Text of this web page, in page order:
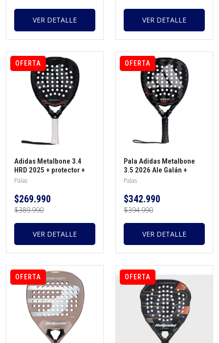
VER DETALLE VER DETALLE
OFERTA
Adidas Metalbone 3.4
HRD 2025 + protector +
morral + overgrip
Palas
$269.990
$389.990
VER DETALLE
OFERTA
Pala Adidas Metalbone
3.5 2026 Ale Galán +
morral + protector +
Palas
$342.990
$394.990
VER DETALLE
OFERTA OFERTA